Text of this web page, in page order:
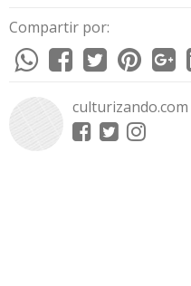
Compartir por:
culturizando.com